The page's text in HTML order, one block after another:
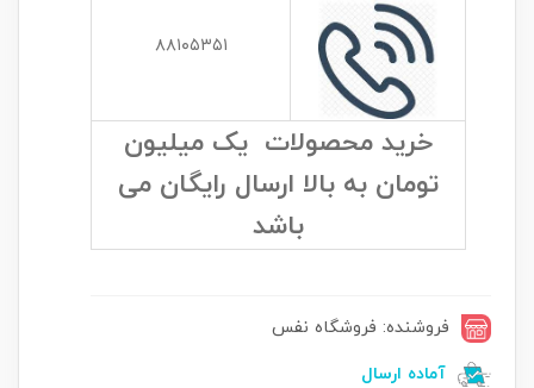
۸۸۱۰۵۳۵۱
خرید محصولات یک میلیون
تومان به بالا ارسال رایگان می
باشد
فروشنده: فروشگاه نفس
آماده ارسال